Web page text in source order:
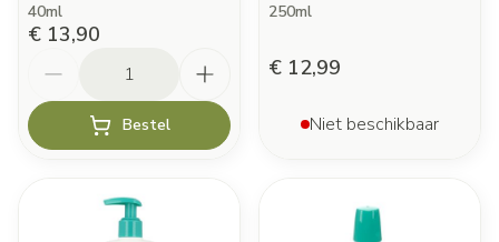
40ml
€ 13,90
Bestel
250ml
€ 12,99
Niet beschikbaar